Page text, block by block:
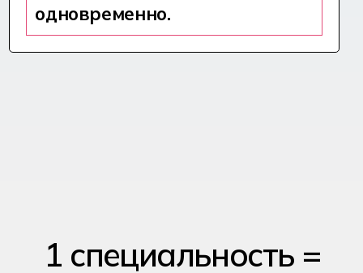
Адаптация дизайна под digital-